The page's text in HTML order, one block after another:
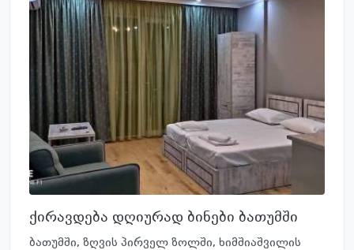
ქირავდება დღიურად ბინები ბათუმში
ბათუმში, ზღვის პირველ ზოლში, ხიმშიაშვილის